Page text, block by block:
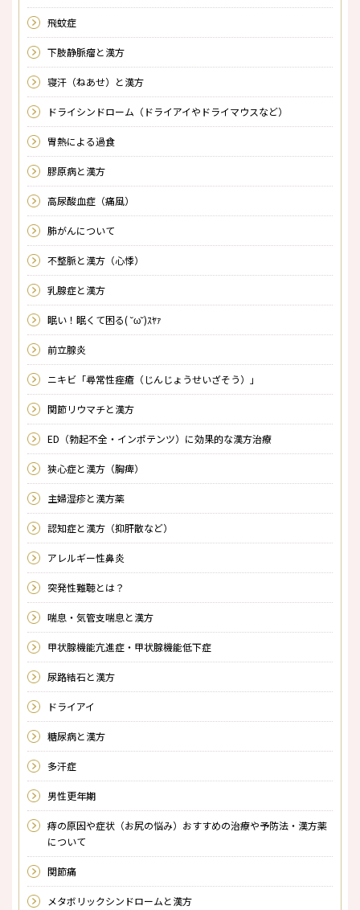
飛蚊症
下肢静脈瘤と漢方
寝汗（ねあせ）と漢方
ドライシンドローム（ドライアイやドライマウスなど）
胃熱による過食
膠原病と漢方
高尿酸血症（痛風）
肺がんについて
不整脈と漢方（心悸）
乳腺症と漢方
眠い！眠くて困る( ˘ω˘)ｽﾔｧ
前立腺炎
ニキビ「尋常性痤瘡（じんじょうせいざそう）」
関節リウマチと漢方
ED（勃起不全・インポテンツ）に効果的な漢方治療
狭心症と漢方（胸痺）
主婦湿疹と漢方薬
認知症と漢方（抑肝散など）
アレルギー性鼻炎
突発性難聴とは？
喘息・気管支喘息と漢方
甲状腺機能亢進症・甲状腺機能低下症
尿路結石と漢方
ドライアイ
糖尿病と漢方
多汗症
男性更年期
痔の原因や症状（お尻の悩み）おすすめの治療や予防法・漢方薬
について
関節痛
メタボリックシンドロームと漢方